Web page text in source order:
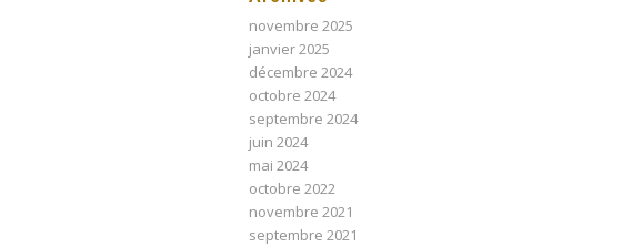
novembre 2025
janvier 2025
décembre 2024
octobre 2024
septembre 2024
juin 2024
mai 2024
octobre 2022
novembre 2021
septembre 2021